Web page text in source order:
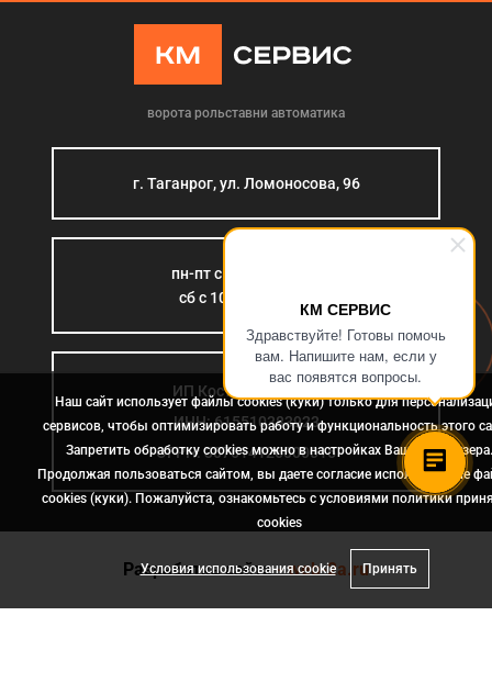
КМ СЕРВИС
Здравствуйте! Готовы помочь
вам. Напишите нам, если у
вас появятся вопросы.
ворота рольставни автоматика
г. Таганрог, ул. Ломоносова, 96
пн-пт с 9:00 до 18:00
сб с 10:00 до 15:00
ИП Костромина Л.Б.
ИНН: 615510383923
ОГРН: 307614126000015
Разработка сайта- web-2a.ru
Наш сайт использует файлы cookies (куки) только для
сервисов, чтобы оптимизировать работу и функциональность этого
Запретить обработку cookies можно в настройках Вашего браузера.
Продолжая пользоваться сайтом, вы даете согласие использование
cookies (куки). Пожалуйста, ознакомьтесь с условиями политики
сookies
Условия использования cookie Принять